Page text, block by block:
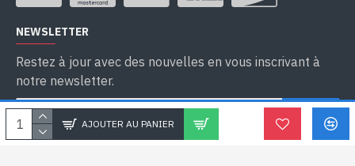
AJOUTER AU PANIER
NEWSLETTER
Restez à jour avec des nouvelles en vous inscrivant à
notre newsletter.